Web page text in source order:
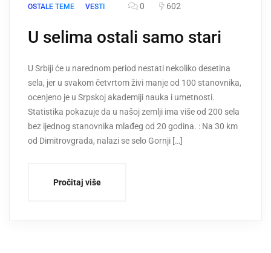
OSTALE TEME VESTI 0 602
U selima ostali samo stari
U Srbiji će u narednom period nestati nekoliko desetina
sela, jer u svakom četvrtom živi manje od 100 stanovnika,
ocenjeno je u Srpskoj akademiji nauka i umetnosti.
Statistika pokazuje da u našoj zemlji ima više od 200 sela
bez ijednog stanovnika mlađeg od 20 godina. : Na 30 km
od Dimitrovgrada, nalazi se selo Gornji […]
Pročitaj više